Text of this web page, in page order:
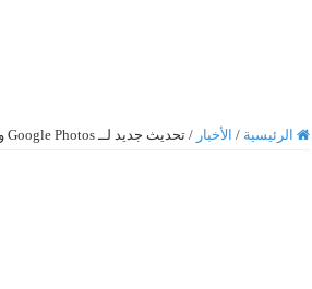
الرئيسية / الأخبار / تحديث جديد لــ Google Photos واطلاق تطبيق PhotoScan